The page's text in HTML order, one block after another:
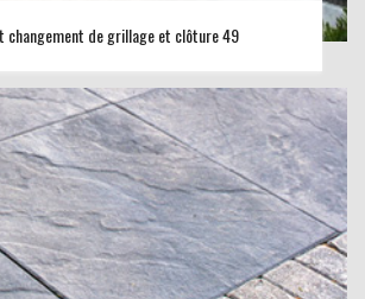
changement de grillage et clôture 49